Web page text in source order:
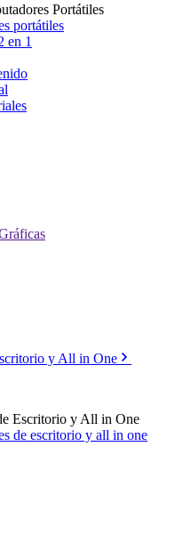
Portátiles
portátiles
en 1
y All in One
Escritorio y All in One
de escritorio y all in one